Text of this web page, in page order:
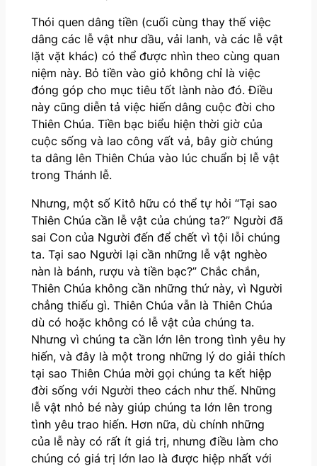
a
y
e
r
Thói quen dâng tiền (cuối cùng thay thế việc
dâng các lễ vật như dầu, vải lanh, và các lễ vật
lặt vặt khác) có thể được nhìn theo cùng quan
niệm này. Bỏ tiền vào giỏ không chỉ là việc
đóng góp cho mục tiêu tốt lành nào đó. Điều
này cũng diễn tả việc hiến dâng cuộc đời cho
Thiên Chúa. Tiền bạc biểu hiện thời giờ của
cuộc sống và lao công vất vả, bây giờ chúng
ta dâng lên Thiên Chúa vào lúc chuẩn bị lễ vật
trong Thánh lễ.
Nhưng, một số Kitô hữu có thể tự hỏi “Tại sao
Thiên Chúa cần lễ vật của chúng ta?” Người đã
sai Con của Người đến để chết vì tội lỗi chúng
ta. Tại sao Người lại cần những lễ vật nghèo
nàn là bánh, rượu và tiền bạc?” Chắc chắn,
Thiên Chúa không cần những thứ này, vì Người
chẳng thiếu gì. Thiên Chúa vẫn là Thiên Chúa
dù có hoặc không có lễ vật của chúng ta.
Nhưng vì chúng ta cần lớn lên trong tình yêu hy
hiến, và đây là một trong những lý do giải thích
tại sao Thiên Chúa mời gọi chúng ta kết hiệp
đời sống với Người theo cách như thế. Những
lễ vật nhỏ bé này giúp chúng ta lớn lên trong
tình yêu trao hiến. Hơn nữa, dù chính những
của lễ này có rất ít giá trị, nhưng điều làm cho
chúng có giá trị lớn lao là được hiệp nhất với